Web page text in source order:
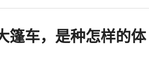
篷车，是种怎样的体